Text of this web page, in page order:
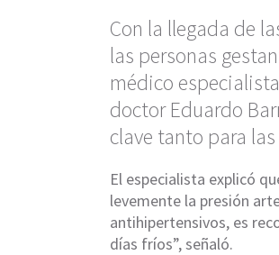
Con la llegada de
las personas
médico
doctor Eduardo
clave tanto para
El especialista explicó
levemente la presión
antihipertensivos, es
días fríos”, señaló.